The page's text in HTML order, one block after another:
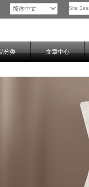
简体中文
分类 文章中心